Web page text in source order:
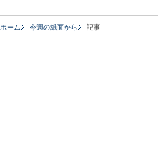
ホーム 今週の紙面から 記事